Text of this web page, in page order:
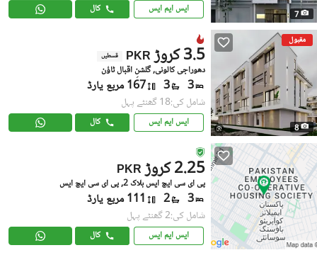
7 ایس ایم ایس کال
مقبول
8
PKR 3.5 کروڑ قسطیں
دھوراجی کالونی, گلشنِ اقبال ٹاؤن
3
3 167 مربع یارڈ
شامل کی:18 گھنٹے پہل
ایس ایم ایس کال
PKR 2.25 کروڑ
پی ای سی ایچ ایس بلاک 2, پی ای سی ایچ ایس
3
2 111 مربع یارڈ
شامل کی:2 گھنٹے پہل
ایس ایم ایس کال